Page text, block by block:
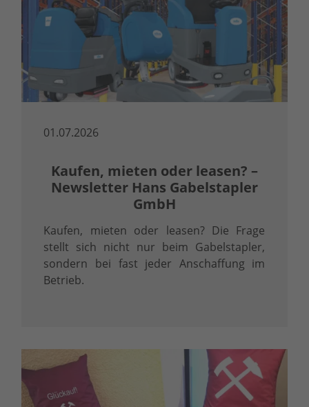
01.07.2026
Kaufen, mieten oder leasen? –
Newsletter Hans Gabelstapler
GmbH
Kaufen, mieten oder leasen? Die Frage
stellt sich nicht nur beim Gabelstapler,
sondern bei fast jeder Anschaffung im
Betrieb.